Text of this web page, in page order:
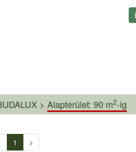
> Alapterület: 90 m2-ig
1
>